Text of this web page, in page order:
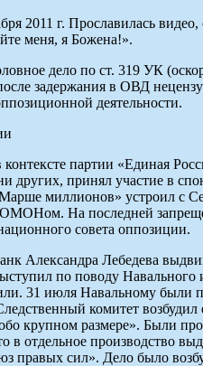
2011 г. Прославилась
меня, я Божена!».
дело по ст. 319 УК
задержания в ОВД
деятельности.
партии «Единая
других, принял участие в
миллионов» устроил с
На последней
совета оппозиции.
Александра Лебедева
по поводу
31 июля Навальному были
комитет
крупном размере». Были
в отдельное производство
правых сил». Дело было